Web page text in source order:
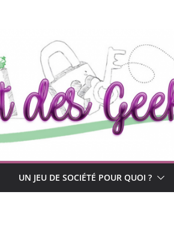
UN JEU DE SOCIÉTÉ POUR QUOI ?